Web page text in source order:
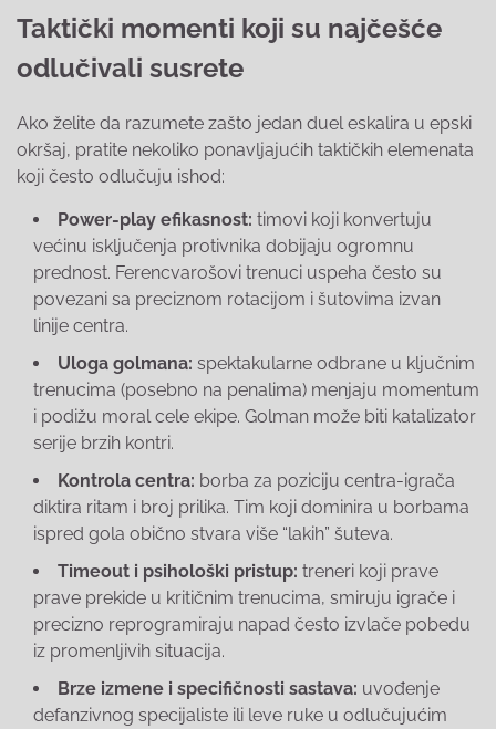
Taktički momenti koji su najčešće
odlučivali susrete
Ako želite da razumete zašto jedan duel eskalira u epski
okršaj, pratite nekoliko ponavljajućih taktičkih elemenata
koji često odlučuju ishod:
Power-play efikasnost: timovi koji konvertuju
većinu isključenja protivnika dobijaju ogromnu
prednost. Ferencvarošovi trenuci uspeha često su
povezani sa preciznom rotacijom i šutovima izvan
linije centra.
Uloga golmana: spektakularne odbrane u ključnim
trenucima (posebno na penalima) menjaju momentum
i podižu moral cele ekipe. Golman može biti katalizator
serije brzih kontri.
Kontrola centra: borba za poziciju centra-igrača
diktira ritam i broj prilika. Tim koji dominira u borbama
ispred gola obično stvara više “lakih” šuteva.
Timeout i psihološki pristup: treneri koji prave
prave prekide u kritičnim trenucima, smiruju igrače i
precizno reprogramiraju napad često izvlače pobedu
iz promenljivih situacija.
Brze izmene i specifičnosti sastava: uvođenje
defanzivnog specijaliste ili leve ruke u odlučujućim